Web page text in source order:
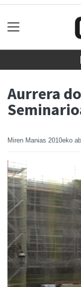
Aurrera
Miren Manias 2010eko